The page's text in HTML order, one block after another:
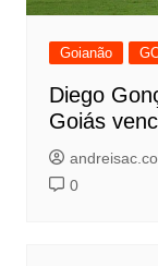
Goianão
Diego
Goiás
0